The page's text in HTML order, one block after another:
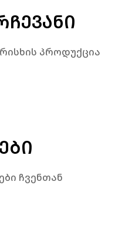
პროდუქცია
ჩვენთან